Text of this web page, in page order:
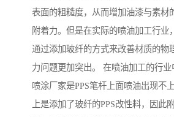
表面的粗糙度，从而增加油漆与素材
附着力。但是在实际的喷油加工行业
通过添加玻纤的方式来改善材质的物
力问题更加突出。 在喷油加工的行
喷涂厂家是PPS笔杆上面喷油出现不
上是添加了玻纤的PPS改性料，因此